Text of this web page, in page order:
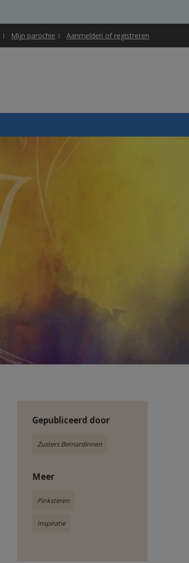
Mijn parochie Aanmelden of registreren
Gepubliceerd door
Zusters Bernardinnen
Meer
Pinksteren
Inspiratie